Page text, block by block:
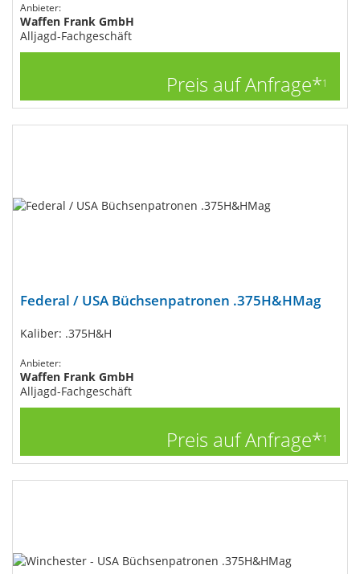
Anbieter:
Waffen Frank GmbH
Alljagd-Fachgeschäft
Preis auf Anfrage*1
Federal / USA Büchsenpatronen .375H&HMag
Kaliber: .375H&H
Anbieter:
Waffen Frank GmbH
Alljagd-Fachgeschäft
Preis auf Anfrage*1